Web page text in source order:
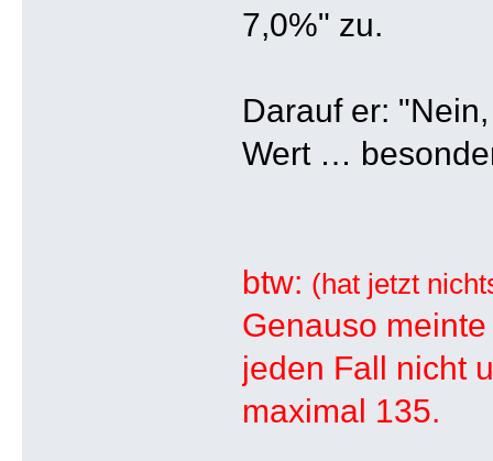
7,0%" zu.
Darauf er:
Wert …
btw: (hat jetzt
Genauso
jeden Fall nicht
maximal 135.